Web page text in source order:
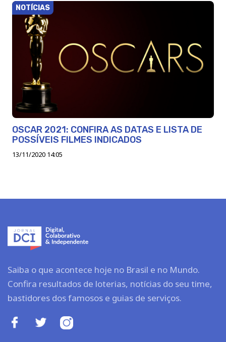
NOTÍCIAS
OSCAR 2021: CONFIRA AS DATAS E LISTA DE
POSSÍVEIS FILMES INDICADOS
13/11/2020 14:05
Saiba o que acontece hoje no Brasil e no Mundo.
Confira resultados de loterias, notícias do seu time,
bastidores dos famosos e guias de serviços.